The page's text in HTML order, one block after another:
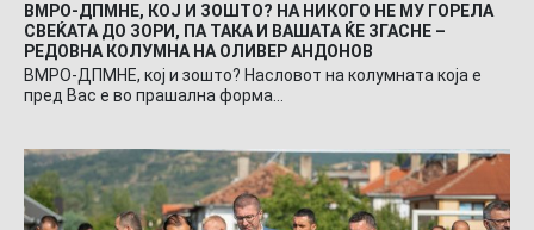
ВМРО-ДПМНЕ, КОЈ И ЗОШТО? НА НИКОГО НЕ МУ ГОРЕЛА
СВЕЌАТА ДО ЗОРИ, ПА ТАКА И ВАШАТА ЌЕ ЗГАСНЕ –
РЕДОВНА КОЛУМНА НА ОЛИВЕР АНДОНОВ
ВМРО-ДПМНЕ, кој и зошто? Насловот на колумната која е
пред Вас е во прашална форма…